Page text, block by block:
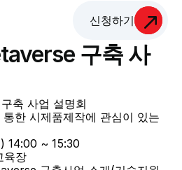
신청하기
구축 사
축 사업 설명회
한 시제품제작에 관심이 있는
14:00 ~ 15:30
육장